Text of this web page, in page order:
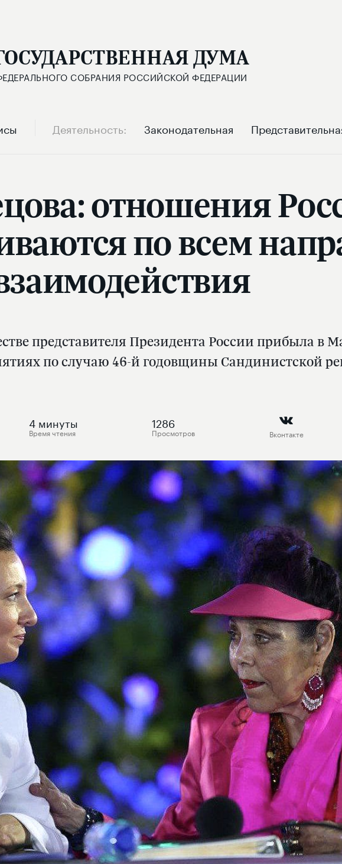
ДУМА
СОБРАНИЯ РОССИЙСКОЙ ФЕДЕРАЦИИ
Деятельность Законодательная
отношения
по всем
представителя Президента России прибыла в
по случаю 46-й годовщины Сандинистской
4 минуты
Время чтения
1286
Просмотров Вконтакте